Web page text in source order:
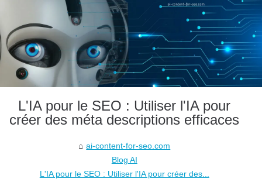
L'IA pour le SEO : Utiliser l'IA pour
créer des méta descriptions efficaces
ai-content-for-seo.com
Blog AI
L'IA pour le SEO : Utiliser l'IA pour créer des...